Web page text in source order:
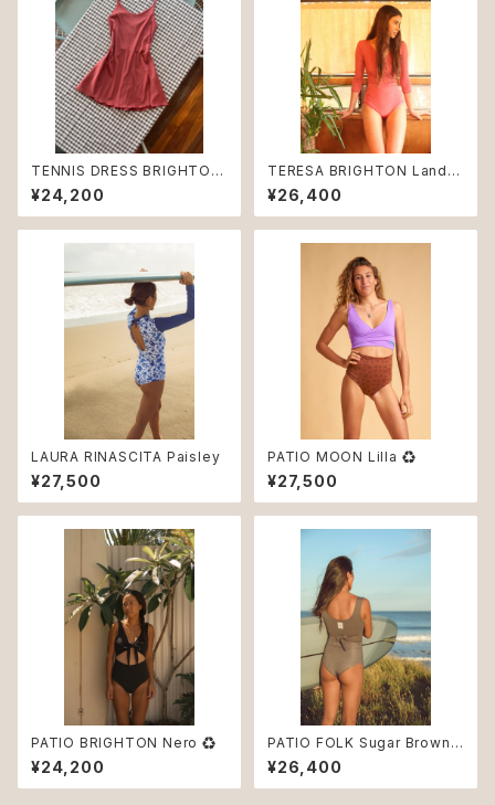
TENNIS DRESS BRIGHTON
Land ♻︎
¥24,200
TERESA BRIGHTON Land
♻︎
¥26,400
LAURA RINASCITA Paisley
¥27,500
PATIO MOON Lilla ♻︎
¥27,500
PATIO BRIGHTON Nero ♻︎
¥24,200
PATIO FOLK Sugar Brown
VIAGGIO ♻︎
¥26,400